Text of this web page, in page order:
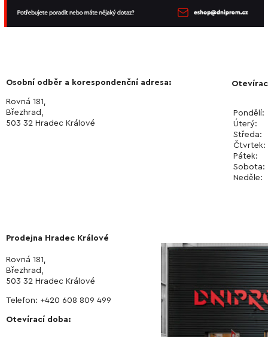
Osobní odběr a korespondenční adresa:
Rovná 181,
Březhrad,
503 32 Hradec Králové
Pondělí:
Úterý:
Středa:
Pátek:
Sobota:
Neděle:
Prodejna Hradec Králové
Rovná 181,
Březhrad,
503 32 Hradec Králové
Telefon: +420 608 809 499
Otevírací doba: